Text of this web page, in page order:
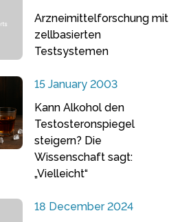
Arzneimittelforschung mit
zellbasierten
Testsystemen
15 January 2003
Kann Alkohol den
Testosteronspiegel
steigern? Die
Wissenschaft sagt:
„Vielleicht“
18 December 2024